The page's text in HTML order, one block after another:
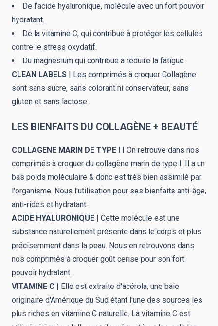
De l’acide hyaluronique, molécule avec un fort pouvoir
hydratant.
De la vitamine C, qui contribue à protéger les cellules
contre le stress oxydatif.
Du magnésium qui contribue à réduire la fatigue
CLEAN LABELS | Les comprimés à croquer Collagène
sont sans sucre, sans colorant ni conservateur, sans
gluten et sans lactose.
LES BIENFAITS DU COLLAGÈNE + BEAUTÉ
COLLAGENE MARIN DE TYPE I | On retrouve dans nos
comprimés à croquer du collagène marin de type I. Il a un
bas poids moléculaire & donc est très bien assimilé par
l'organisme. Nous l'utilisation pour ses bienfaits anti-âge,
anti-rides et hydratant.
ACIDE HYALURONIQUE | Cette molécule est une
substance naturellement présente dans le corps et plus
précisemment dans la peau. Nous en retrouvons dans
nos comprimés à croquer goût cerise pour son fort
pouvoir hydratant.
VITAMINE C | Elle est extraite d'acérola, une baie
originaire d'Amérique du Sud étant l'une des sources les
plus riches en vitamine C naturelle. La vitamine C est